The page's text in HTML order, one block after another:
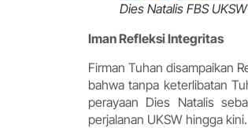
Dies Natalis FBS
Iman Refleksi Integritas
Firman Tuhan disampaikan
bahwa tanpa keterlibatan
perayaan Dies Natalis
perjalanan UKSW hingga kini.